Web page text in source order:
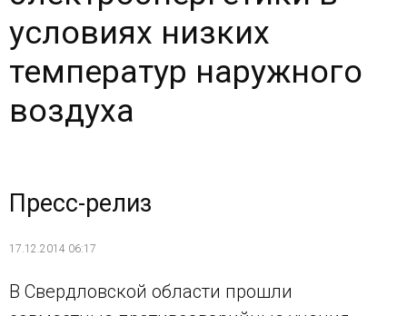
условиях низких
температур наружного
воздуха
Пресс-релиз
17.12.2014 06:17
В Свердловской области прошли